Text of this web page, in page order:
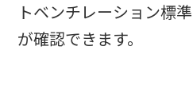
トベンチレーション標
が確認できます。